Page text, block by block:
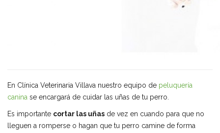
En Clínica Veterinaria Villava nuestro equipo de peluquería
canina se encargará de cuidar las uñas de tu perro.
Es importante cortar las uñas de vez en cuando para que no
lleguen a romperse o hagan que tu perro camine de forma